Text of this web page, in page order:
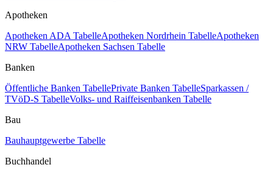
Apotheken
Apotheken ADA TabelleApotheken Nordrhein TabelleApotheken
NRW TabelleApotheken Sachsen Tabelle
Banken
Öffentliche Banken TabellePrivate Banken TabelleSparkassen /
TVöD-S TabelleVolks- und Raiffeisenbanken Tabelle
Bau
Bauhauptgewerbe Tabelle
Buchhandel